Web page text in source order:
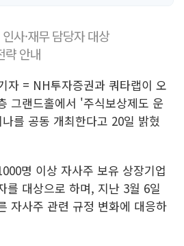
사·재무 담당자 대상
략 안내
자 = NH투자증권과 쿼타랩이 오
그랜드홀에서 '주식보상제도 운
를 공동 개최한다고 20일 밝혔
명 이상 자사주 보유 상장기업
를 대상으로 하며, 지난 3월 6일
자사주 관련 규정 변화에 대응하